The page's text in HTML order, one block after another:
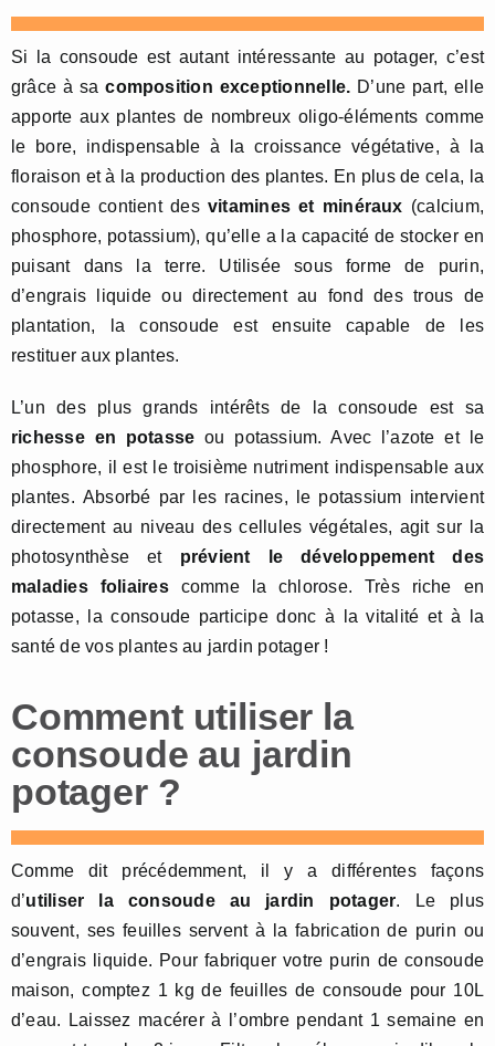
Si la consoude est autant intéressante au potager, c’est
grâce à sacomposition exceptionnelle. D’une part, elle
apporte aux plantes de nombreux oligo-éléments comme
le bore, indispensable à la croissance végétative, à la
floraison et à la production des plantes. En plus de cela, la
consoude contient des vitamines et minéraux (calcium,
phosphore, potassium), qu’elle a la capacité de stocker en
puisant dans la terre. Utilisée sous forme de purin,
d’engrais liquide ou directement au fond des trous de
plantation, la consoude est ensuite capable de les
restituer aux plantes.
L’un des plus grands intérêts de la consoude est sa
richesse en potasse ou potassium. Avec l’azote et le
phosphore, il est le troisième nutriment indispensable aux
plantes. Absorbé par les racines, le potassium intervient
directement au niveau des cellules végétales, agit sur la
photosynthèse etprévient le développement des
maladies foliairescomme la chlorose. Très riche en
potasse, la consoude participe donc à la vitalité et à la
santé de vos plantes au jardin potager !
Comment utiliser la
consoude au jardin
potager ?
Comme dit précédemment, il y a différentes façons
d’utiliser la consoude au jardin potager. Le plus
souvent, ses feuilles servent à la fabrication de purin ou
d’engrais liquide. Pour fabriquer votre purin de consoude
maison, comptez 1 kg de feuilles de consoude pour 10L
d’eau. Laissez macérer à l’ombre pendant 1 semaine en